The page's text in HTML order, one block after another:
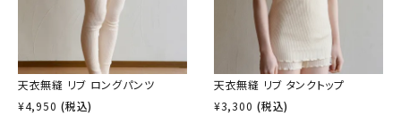
天衣無縫 リブ ロングパンツ
¥4,950 (税込)
天衣無縫 リブ タンクトップ
¥3,300 (税込)